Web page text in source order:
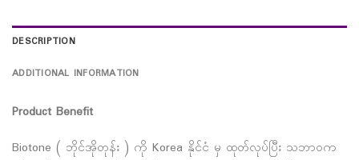
DESCRIPTION
ADDITIONAL INFORMATION
Product Benefit
Biotone ( ဘိုင်အိုတုန်း ) ကို Korea နိုင်ငံ မှ ထုတ်လုပ်ပြီး သဘာဝက